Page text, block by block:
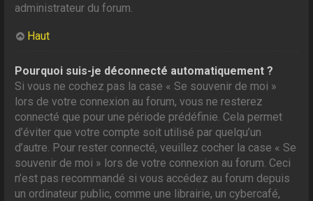
administrateur du forum.
Haut
Pourquoi suis-je déconnecté automatiquement ?
Si vous ne cochez pas la case « Se souvenir de moi »
lors de votre connexion au forum, vous ne resterez
connecté que pour une période prédéfinie. Cela permet
d’éviter que votre compte soit utilisé par quelqu’un
d’autre. Pour rester connecté, veuillez cocher la case « Se
souvenir de moi » lors de votre connexion au forum. Ceci
n’est pas recommandé si vous accédez au forum depuis
un ordinateur public, comme une librairie, un cybercafé,